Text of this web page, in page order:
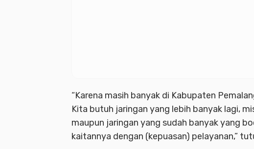
“Karena masih banyak di Kabupaten
Kita butuh jaringan yang lebih banyak lagi,
maupun jaringan yang sudah banyak yang
kaitannya dengan (kepuasan) pelayanan,”